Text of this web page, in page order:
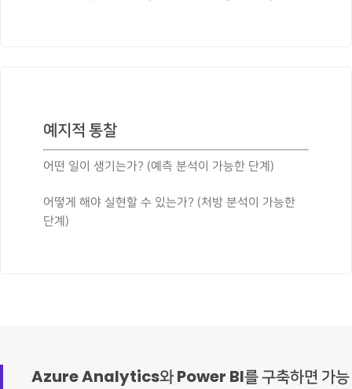
예지적 통찰
어떤 일이 생기는가? (예측 분석이 가능한 단계)
어떻게 해야 실현할 수 있는가? (처방 분석이 가능한
단계)
Azure Analytics와 Power BI를 구축하면 가능